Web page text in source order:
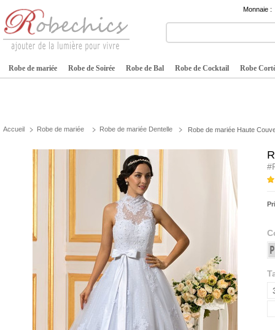
Monnaie :
Robe de mariée Robe de Soirée Robe de Bal Robe de Cocktail Robe
Accueil Robe de mariée Robe de mariée Dentelle Robe de mariée Haute